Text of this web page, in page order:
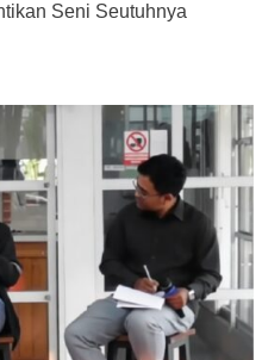
Seni Seutuhnya